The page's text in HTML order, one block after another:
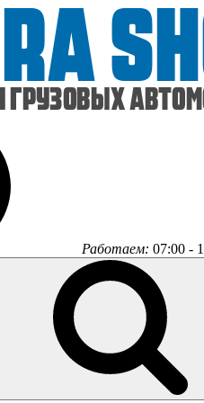
Работаем: 07:00 -